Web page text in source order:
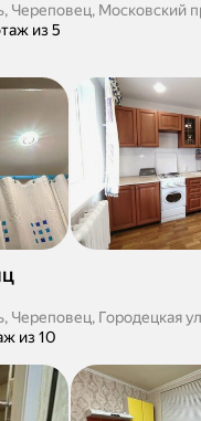
Череповец, Московский
из 5
Череповец, Городецкая
из 10